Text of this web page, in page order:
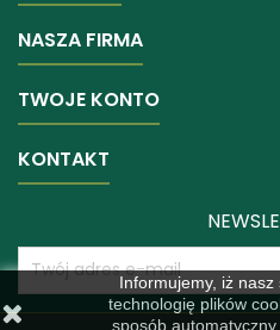
NASZA FIRMA
TWOJE KONTO
KONTAKT
Informujemy, iż
technologię plików
sposób